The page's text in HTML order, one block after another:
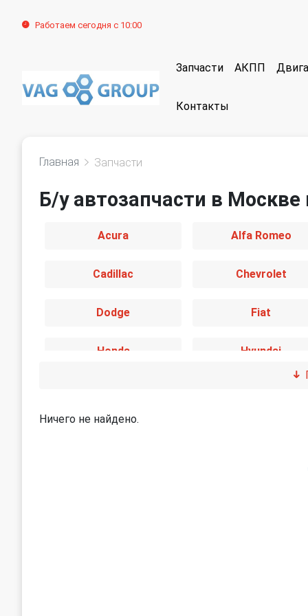
Работаем сегодня с 10:00
Запчасти АКПП
Контакты
Главная Запчасти
Б/у автозапчасти в Москве
Acura Alfa Romeo
Cadillac Chevrolet
Dodge Fiat
Honda Hyundai
Land Rover
Ничего не найдено.